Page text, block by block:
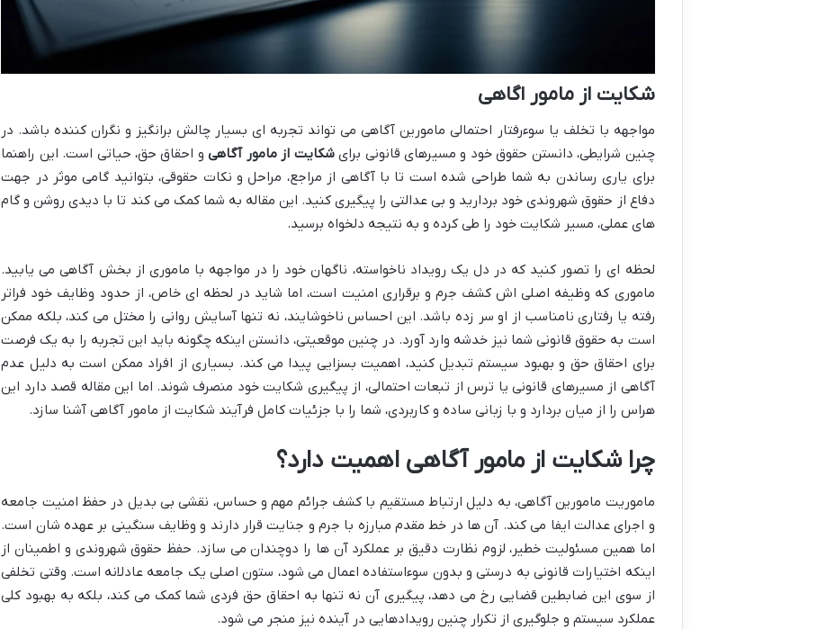
شکایت از مامور اگاهی
مواجهه با تخلف یا سوءرفتار احتمالی مامورین آگاهی می تواند تجربه ای بسیار چالش برانگیز و نگران کننده باشد. در
چنین شرایطی، دانستن حقوق خود و مسیرهای قانونی برایشکایت از مامور آگاهیو احقاق حق، حیاتی است. این راهنما
برای یاری رساندن به شما طراحی شده است تا با آگاهی از مراجع، مراحل و نکات حقوقی، بتوانید گامی موثر در جهت
دفاع از حقوق شهروندی خود بردارید و بی عدالتی را پیگیری کنید. این مقاله به شما کمک می کند تا با دیدی روشن و گام
های عملی، مسیر شکایت خود را طی کرده و به نتیجه دلخواه برسید.
لحظه ای را تصور کنید که در دل یک رویداد ناخواسته، ناگهان خود را در مواجهه با ماموری از بخش آگاهی می یابید.
ماموری که وظیفه اصلی اش کشف جرم و برقراری امنیت است، اما شاید در لحظه ای خاص، از حدود وظایف خود فراتر
رفته یا رفتاری نامناسب از او سر زده باشد. این احساس ناخوشایند، نه تنها آسایش روانی را مختل می کند، بلکه ممکن
است به حقوق قانونی شما نیز خدشه وارد آورد. در چنین موقعیتی، دانستن اینکه چگونه باید این تجربه را به یک فرصت
برای احقاق حق و بهبود سیستم تبدیل کنید، اهمیت بسزایی پیدا می کند. بسیاری از افراد ممکن است به دلیل عدم
آگاهی از مسیرهای قانونی یا ترس از تبعات احتمالی، از پیگیری شکایت خود منصرف شوند. اما این مقاله قصد دارد این
هراس را از میان بردارد و با زبانی ساده و کاربردی، شما را با جزئیات کامل فرآیند شکایت از مامور آگاهی آشنا سازد.
چرا شکایت از مامور آگاهی اهمیت دارد؟
ماموریت مامورین آگاهی، به دلیل ارتباط مستقیم با کشف جرائم مهم و حساس، نقشی بی بدیل در حفظ امنیت جامعه
و اجرای عدالت ایفا می کند. آن ها در خط مقدم مبارزه با جرم و جنایت قرار دارند و وظایف سنگینی بر عهده شان است.
اما همین مسئولیت خطیر، لزوم نظارت دقیق بر عملکرد آن ها را دوچندان می سازد. حفظ حقوق شهروندی و اطمینان از
اینکه اختیارات قانونی به درستی و بدون سوءاستفاده اعمال می شود، ستون اصلی یک جامعه عادلانه است. وقتی تخلفی
از سوی این ضابطین قضایی رخ می دهد، پیگیری آن نه تنها به احقاق حق فردی شما کمک می کند، بلکه به بهبود کلی
عملکرد سیستم و جلوگیری از تکرار چنین رویدادهایی در آینده نیز منجر می شود.